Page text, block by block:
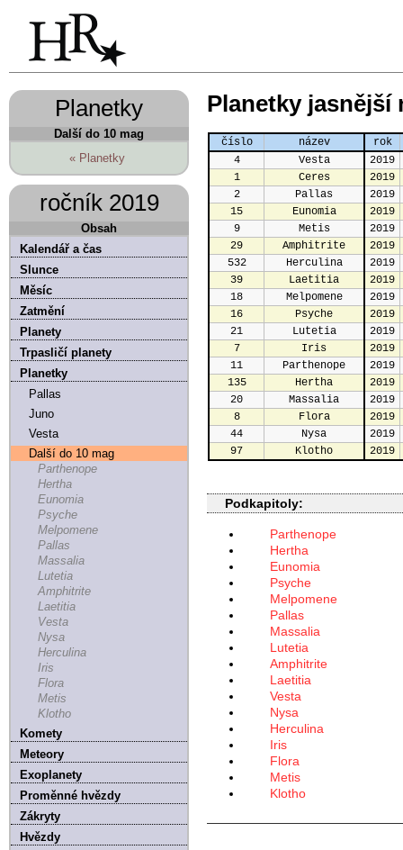
Planetky
Další do 10 mag
« Planetky
ročník 2019
Obsah
Kalendář a čas
Slunce
Měsíc
Zatmění
Planety
Trpasličí planety
Planetky
Pallas
Juno
Vesta
Další do 10 mag
Parthenope
Hertha
Eunomia
Psyche
Melpomene
Pallas
Massalia
Lutetia
Amphitrite
Laetitia
Vesta
Nysa
Herculina
Iris
Flora
Metis
Klotho
Komety
Meteory
Exoplanety
Proměnné hvězdy
Zákryty
Hvězdy
Planetky jasnější
číslo název
rok
4
Vesta
2019
1
Ceres
2019
2
Pallas
2019
15
Eunomia
2019
9
Metis
2019
29
Amphitrite
2019
532
Herculina
2019
39
Laetitia
2019
18
Melpomene
2019
16
Psyche
2019
21
Lutetia
2019
7
Iris
2019
11
Parthenope
2019
135
Hertha
2019
20
Massalia
2019
8
Flora
2019
44
Nysa
2019
97
Klotho 2019
Podkapitoly:
Parthenope
Hertha
Eunomia
Psyche
Melpomene
Pallas
Massalia
Lutetia
Amphitrite
Laetitia
Vesta
Nysa
Herculina
Iris
Flora
Metis
Klotho